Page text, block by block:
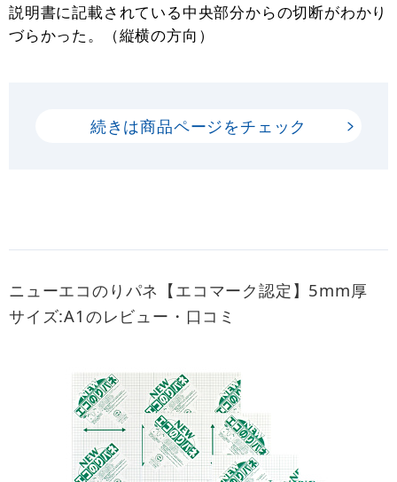
説明書に記載されている中央部分からの切断がわかり
づらかった。（縦横の方向）
続きは商品ページをチェック
ニューエコのりパネ【エコマーク認定】5mm厚
サイズ:A1のレビュー・口コミ